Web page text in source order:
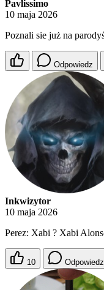
Pavlissimo
10 maja 2026
Poznali sie już na
Odpowiedz
Inkwizytor
10 maja 2026
Perez: Xabi ? Xabi
10 Odpowiedz